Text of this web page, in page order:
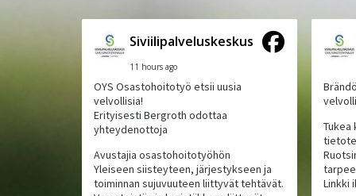
Siviilipalveluskeskus
11 hours ago
OYS Osastohoitotyö etsii uusia
velvollisia!
Erityisesti Bergroth odottaa
yhteydenottoja
Avustajia osastohoitotyöhön
Yleiseen siisteyteen, järjestykseen ja
toiminnan sujuvuuteen liittyvät tehtävät.
Tukea
Linkki